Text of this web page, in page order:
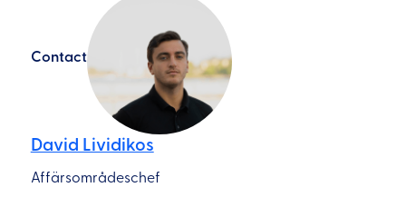
Contact
David Lividikos
Affärsområdeschef